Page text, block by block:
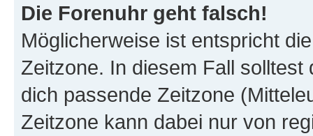
Die Forenuhr geht falsch!
Möglicherweise ist entspricht
Zeitzone. In diesem Fall solltest
dich passende Zeitzone
Zeitzone kann dabei nur von